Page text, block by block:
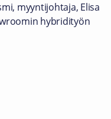
myyntijohtaja, Elisa
hybridityön